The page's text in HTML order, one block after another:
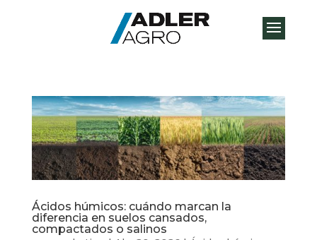
Ácidos húmicos: cuándo marcan la
diferencia en suelos cansados,
compactados o salinos